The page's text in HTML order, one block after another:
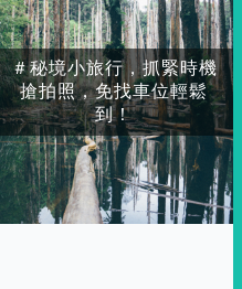
＃秘境小旅行，抓緊時機
搶拍照，免找車位輕鬆
到！